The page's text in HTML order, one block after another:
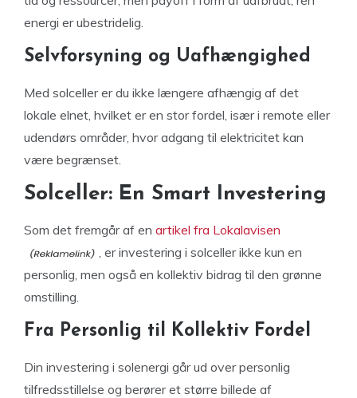
energi er ubestridelig.
Selvforsyning og Uafhængighed
Med solceller er du ikke længere afhængig af det
lokale elnet, hvilket er en stor fordel, især i remote eller
udendørs områder, hvor adgang til elektricitet kan
være begrænset.
Solceller: En Smart Investering
Som det fremgår af en artikel fra Lokalavisen
, er investering i solceller ikke kun en
personlig, men også en kollektiv bidrag til den grønne
omstilling.
Fra Personlig til Kollektiv Fordel
Din investering i solenergi går ud over personlig
tilfredsstillelse og berører et større billede af